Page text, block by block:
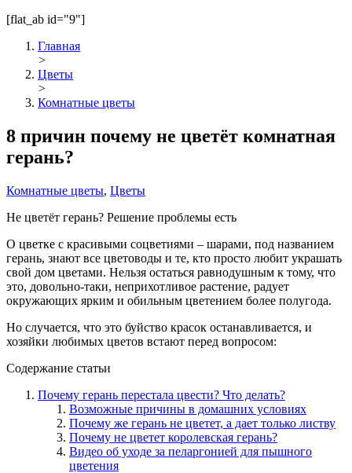
[flat_ab id="9"]
Главная
>
Цветы
>
Комнатные цветы
8 причин почему не цветёт комнатная
герань?
Комнатные цветы, Цветы
Не цветёт герань? Решение проблемы есть
О цветке с красивыми соцветиями – шарами, под названием
герань, знают все цветоводы и те, кто просто любит украшать
свой дом цветами. Нельзя остаться равнодушным к тому, что
это, довольно-таки, неприхотливое растение, радует
окружающих ярким и обильным цветением более полугода.
Но случается, что это буйство красок останавливается, и
хозяйки любимых цветов встают перед вопросом:
Содержание статьи
Почему герань перестала цвести? Что делать?
Возможные причины в домашних условиях
Почему же герань не цветет, а дает только листву
Почему не цветет королевская герань?
Видео об уходе за пеларгонией для пышного
цветения